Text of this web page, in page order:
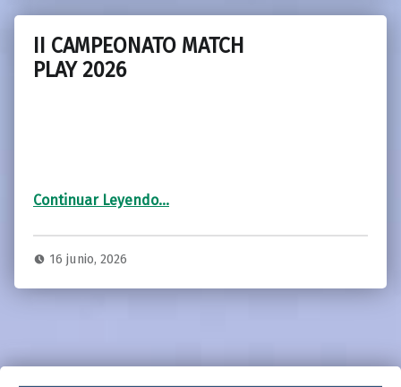
II CAMPEONATO MATCH
PLAY 2026
Continuar Leyendo…
16 junio, 2026